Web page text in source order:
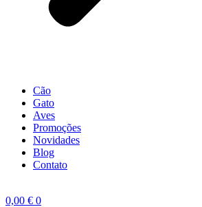
Cão
Gato
Aves
Promoções
Novidades
Blog
Contato
0,00 € 0